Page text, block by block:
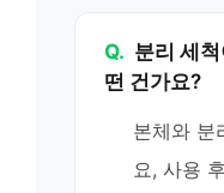
Q. 분리 세
떤 건가요?
본체와 분
요, 사용